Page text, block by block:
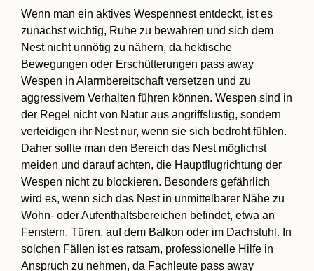
Wenn man ein aktives Wespennest entdeckt, ist es
zunächst wichtig, Ruhe zu bewahren und sich dem
Nest nicht unnötig zu nähern, da hektische
Bewegungen oder Erschütterungen pass away
Wespen in Alarmbereitschaft versetzen und zu
aggressivem Verhalten führen können. Wespen sind in
der Regel nicht von Natur aus angriffslustig, sondern
verteidigen ihr Nest nur, wenn sie sich bedroht fühlen.
Daher sollte man den Bereich das Nest möglichst
meiden und darauf achten, die Hauptflugrichtung der
Wespen nicht zu blockieren. Besonders gefährlich
wird es, wenn sich das Nest in unmittelbarer Nähe zu
Wohn- oder Aufenthaltsbereichen befindet, etwa an
Fenstern, Türen, auf dem Balkon oder im Dachstuhl. In
solchen Fällen ist es ratsam, professionelle Hilfe in
Anspruch zu nehmen, da Fachleute pass away